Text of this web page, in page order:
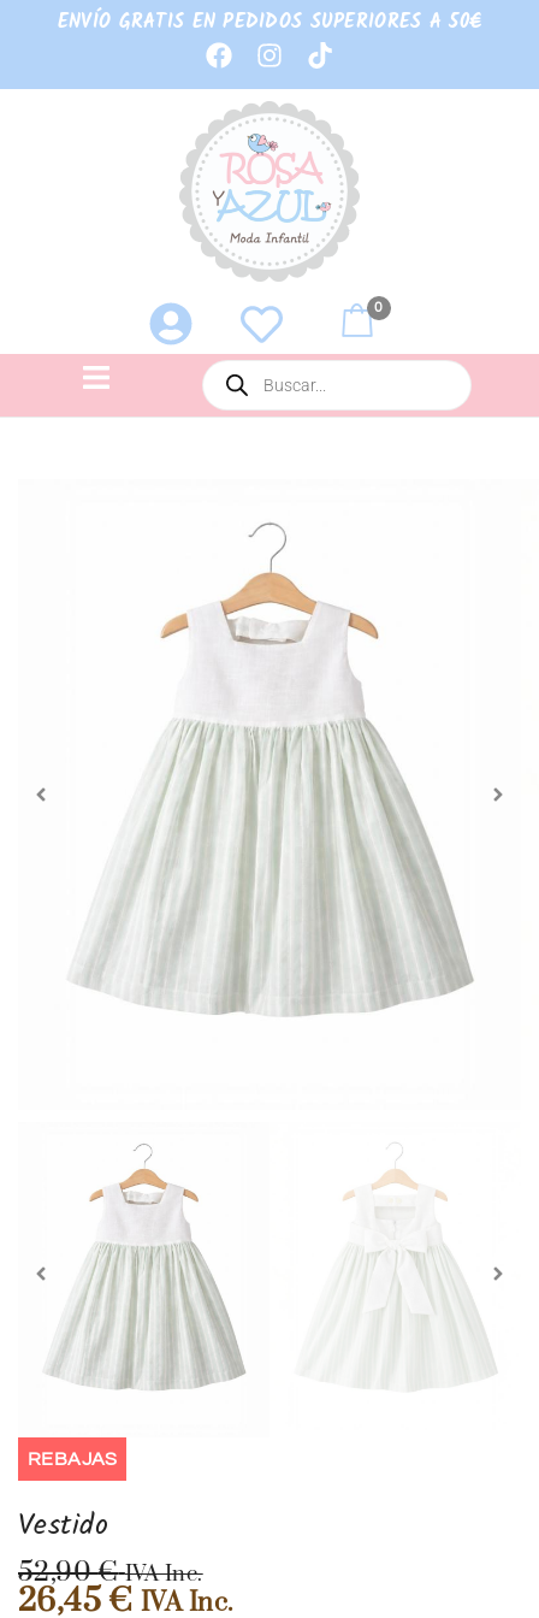
ENVÍO GRATIS EN PEDIDOS SUPERIORES A 50€
0
REBAJAS
Vestido
52,90€ IVA Inc.
26,45€ IVA Inc.